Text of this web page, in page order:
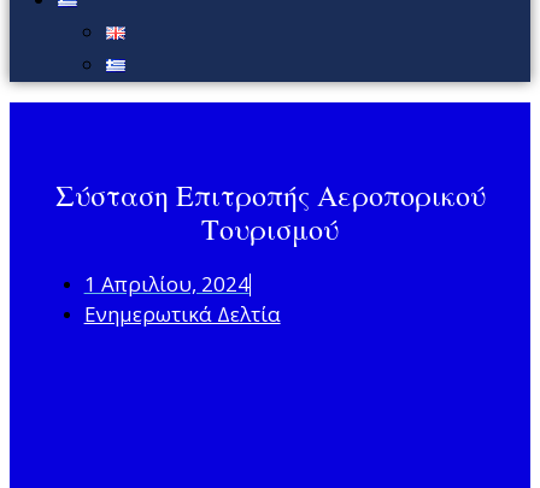
Σύσταση Επιτροπής Αεροπορικού
Τουρισμού
1 Απριλίου, 2024
Ενημερωτικά Δελτία